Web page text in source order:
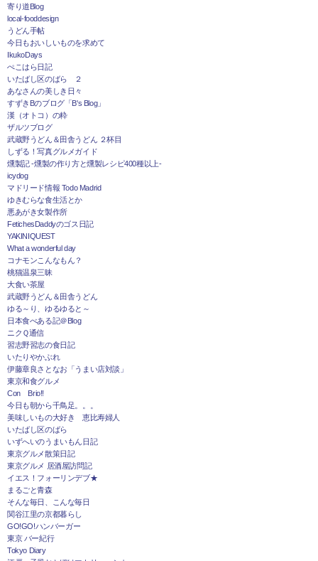
寄り道Blog
local-fooddesign
うどん手帖
今日もおいしいものを求めて
IkukoDays
ぺこはら日記
いたばし区のばら ２
あなさんの美しき日々
すずきBのブログ「B's Blog」
漢（オトコ）の粋
ザルツブログ
武蔵野うどん＆田舎うどん ２杯目
しずる！写真グルメガイド
燻製記 -燻製の作り方と燻製レシピ400種以上-
icydog
マドリード情報 Todo Madrid
ゆきむらな食生活とか
悪あがき女製作所
FetichesDaddyのゴス日記
YAKINIQUEST
What a wonderful day
コナモンこんなもん？
桃猫温泉三昧
大食い茶屋
武蔵野うどん＆田舎うどん
ゆる～り、ゆるゆると～
日本食べある記＠Blog
ニクＱ通信
習志野習志の食日記
いたりやかぶれ
伊藤章良さとなお「うまい店対談」
東京和食グルメ
Con Brio!!
今日も朝から千鳥足。。。
美味しいもの大好き 恵比寿婦人
いたばし区のばら
いずへいのうまいもん日記
東京グルメ散策日記
東京グルメ 居酒屋訪問記
イエス！フォーリンデブ★
まるごと青森
そんな毎日、こんな毎日
関谷江里の京都暮らし
GO!GO!ハンバーガー
東京 バー紀行
Tokyo Diary